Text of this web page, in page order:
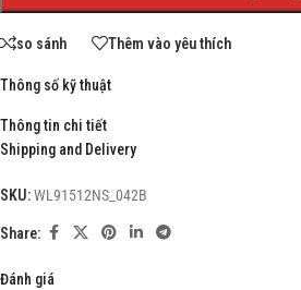
so sánh Thêm vào yêu thích
Thông số kỹ thuật
Thông tin chi tiết
Shipping and Delivery
SKU:WL91512NS_042B
Share:
Đánh giá